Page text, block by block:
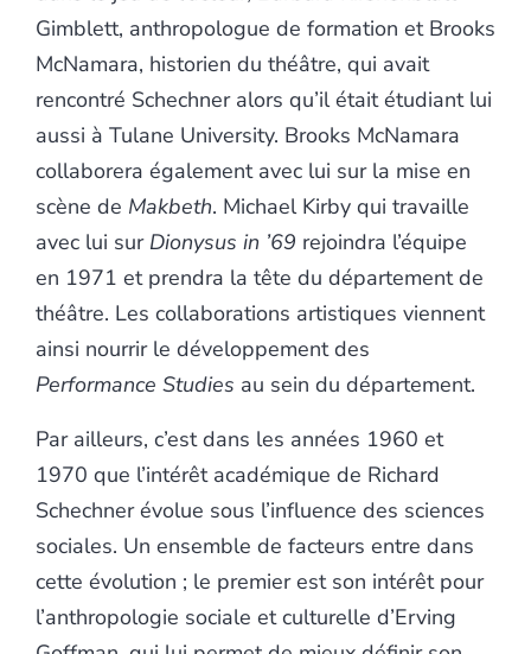
Gimblett, anthropologue de formation et Brooks
McNamara, historien du théâtre, qui avait
rencontré Schechner alors qu’il était étudiant lui
aussi à Tulane University. Brooks McNamara
collaborera également avec lui sur la mise en
scène de Makbeth. Michael Kirby qui travaille
avec lui sur Dionysus in ’69 rejoindra l’équipe
en 1971 et prendra la tête du département de
théâtre. Les collaborations artistiques viennent
ainsi nourrir le développement des
Performance Studies au sein du département.
Par ailleurs, c’est dans les années 1960 et
1970 que l’intérêt académique de Richard
Schechner évolue sous l’influence des sciences
sociales. Un ensemble de facteurs entre dans
cette évolution ; le premier est son intérêt pour
l’anthropologie sociale et culturelle d’Erving